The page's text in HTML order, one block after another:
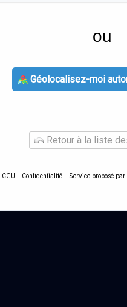
ou
Géolocalisez-moi
Retour à la liste
CGU - Confidentialité - Service proposé par